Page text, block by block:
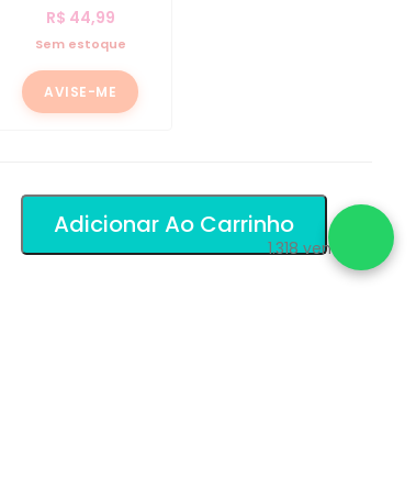
R$ 44,99
Sem estoque
AVISE-ME
Adicionar Ao Carrinho
1.318vendidos